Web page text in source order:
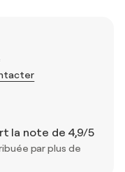
la note de 4,9/5
par plus de